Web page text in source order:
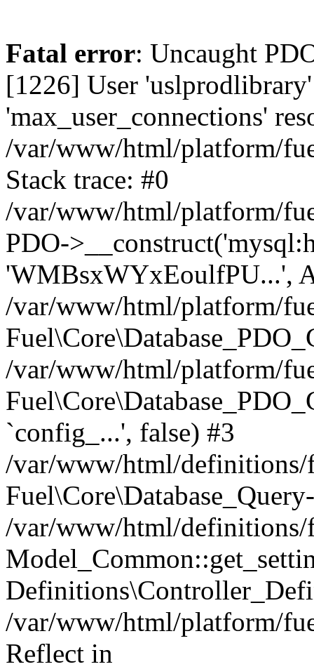
Fatal error: Uncaught
[1226] User 'uslprodlibrary'
'max_user_connections'
/var/www/html/platform/
Stack trace: #0
/var/www/html/platform/
PDO-
'WMBsxWYxEoulfPU...',
/var/www/html/platform/
/var/www/html/platform/
`config_...', false) #3
/var/www/html/definitions/
/var/www/html/definitions/
/var/www/html/platform/
Reflect in